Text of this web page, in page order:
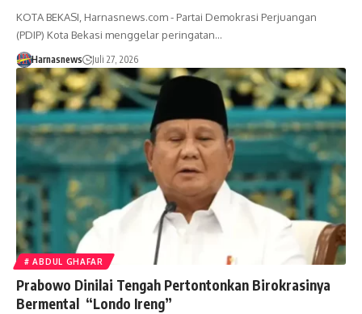
KOTA BEKASI, Harnasnews.com - Partai Demokrasi Perjuangan
(PDIP) Kota Bekasi menggelar peringatan…
Harnasnews Juli 27, 2026
# ABDUL GHAFAR
Prabowo Dinilai Tengah Pertontonkan Birokrasinya
Bermental “Londo Ireng”